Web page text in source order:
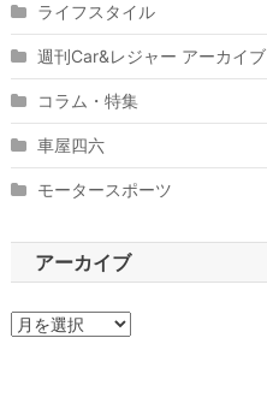
ライフスタイル
週刊Car&レジャー アーカイブ
コラム・特集
車屋四六
モータースポーツ
アーカイブ
ア